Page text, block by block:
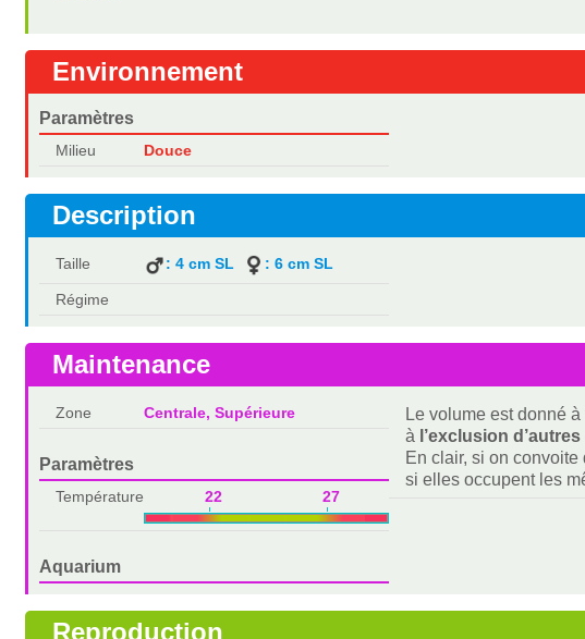
Environnement
Paramètres
Milieu Douce
Description
Taille : 4 cm SL : 6 cm SL
Régime
Maintenance
Zone Centrale, Supérieure
Paramètres
Température 22 27
Aquarium
Le volume est donné
à l’exclusion
En clair, si on
si elles occupent les
Reproduction